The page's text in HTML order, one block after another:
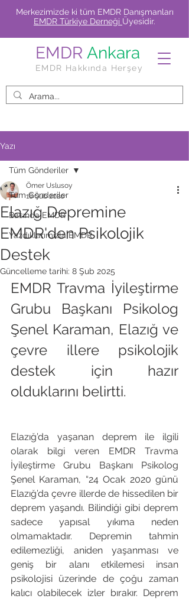
EMDR Ankara
EMDR Hakkında Herşey
Merkezimizde ki tüm EMDR Danışmanları
EMDR Türkiye Derneği Üyesidir.
Yazı
Tüm Gönderiler
Basında EMDR
Yazdıklarımızla EMDR
Tüm Gönderiler
Elazığ Depremine
EMDR'den Psikolojik
Destek
Ömer Uslusoy
18 Şub 2020
Güncelleme tarihi: 8 Şub 2025
EMDR Travma İyileştirme
Grubu Başkanı Psikolog
Şenel Karaman, Elazığ ve
çevre illere psikolojik
destek için hazır
olduklarını belirtti.
Elazığ’da yaşanan deprem ile ilgili
olarak bilgi veren EMDR Travma
İyileştirme Grubu Başkanı Psikolog
Şenel Karaman, “24 Ocak 2020 günü
Elazığ’da çevre illerde de hissedilen bir
deprem yaşandı. Bilindiği gibi deprem
sadece yapısal yıkıma neden
olmamaktadır. Depremin tahmin
edilemezliği, aniden yaşanması ve
geniş bir alanı etkilemesi insan
psikolojisi üzerinde de çoğu zaman
kalıcı olabilecek izler bırakır. Deprem